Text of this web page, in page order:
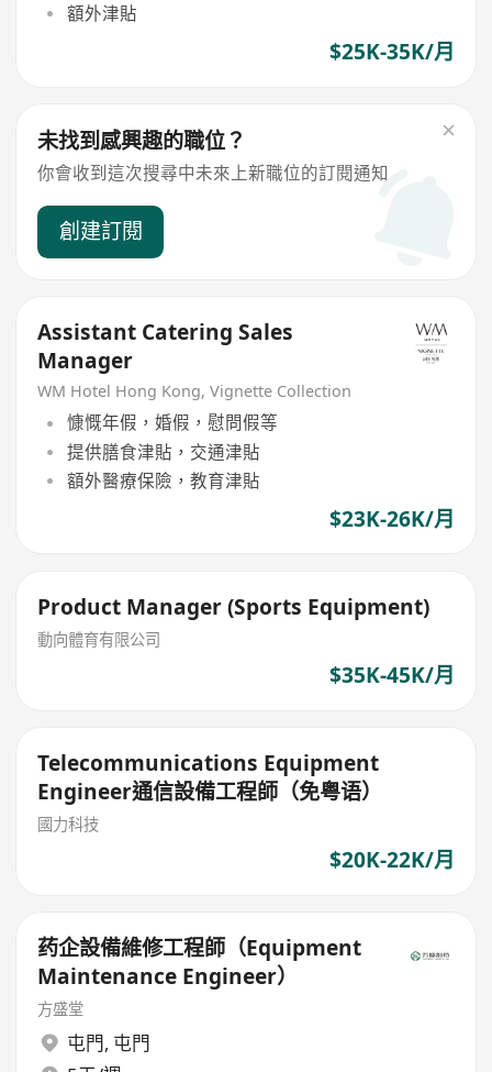
額外津貼
$25K-35K/月
未找到感興趣的職位？
你會收到這次搜尋中未來上新職位的訂閱通知
創建訂閱
Assistant Catering Sales
Manager
WM Hotel Hong Kong, Vignette Collection
慷慨年假，婚假，慰問假等
提供膳食津貼，交通津貼
額外醫療保險，教育津貼
$23K-26K/月
Product Manager (Sports Equipment)
動向體育有限公司
$35K-45K/月
Telecommunications Equipment
Engineer通信設備工程師（免粤语）
國力科技
$20K-22K/月
药企設備維修工程師（Equipment
Maintenance Engineer）
方盛堂
屯門, 屯門